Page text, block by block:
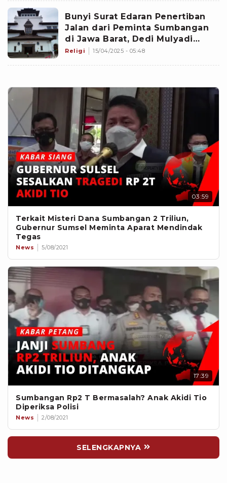
Bunyi Surat Edaran Penertiban
Jalan dari Peminta Sumbangan
di Jawa Barat, Dedi Mulyadi
Minta Kepala Daerah Bantu
Religi 15/04/2025 - 05:48
03:59
Terkait Misteri Dana Sumbangan 2 Triliun,
Gubernur Sumsel Meminta Aparat Mendindak
Tegas
News 5/08/2021
17:39
Sumbangan Rp2 T Bermasalah? Anak Akidi Tio
Diperiksa Polisi
News 2/08/2021
SELENGKAPNYA